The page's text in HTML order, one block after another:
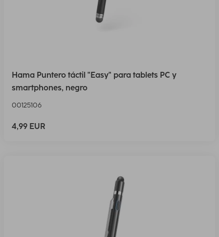
Hama Puntero táctil "Easy" para tablets PC y
smartphones, negro
00125106
4,99 EUR